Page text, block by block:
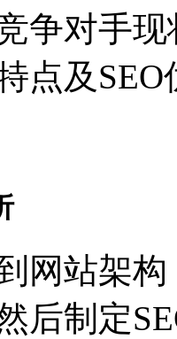
争对手
点及
网站架
后制定